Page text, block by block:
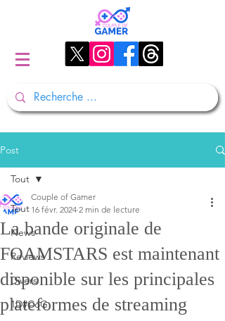
Post
Tout
News
Reviews
Divers
1D#CoG
Tout
La bande originale de
FOAMSTARS est maintenant
disponible sur les principales
plateformes de streaming
Couple of Gamer
16 févr. 2024 2 min de lecture